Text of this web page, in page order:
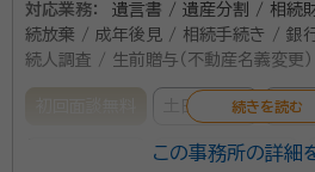
対応業務：
遺言書 / 遺産分割 / 相続
続放棄 / 成年後見 / 相続手続き / 銀
続人調査 / 生前贈与（不動産名義変更）
土日相談可 電話
オンライン面談可
この事務所の詳細